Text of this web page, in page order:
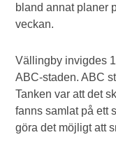
bland annat planer
veckan.
Vällingby invigdes
ABC-staden. ABC
Tanken var att det
fanns samlat på ett
göra det möjligt att